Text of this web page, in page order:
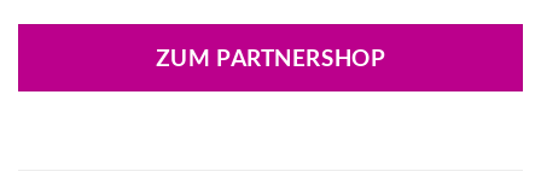
war:
24,95 €
ist:
17,47 €.
ZUM PARTNERSHOP